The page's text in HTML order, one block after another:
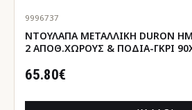
9996737
ΝΤΟΥΛΑΠΑ ΜΕΤΑΛΛΙΚΗ DURON
2 ΑΠΟΘ.ΧΩΡΟΥΣ & ΠΟΔΙΑ-ΓΚΡΙ
65.80€